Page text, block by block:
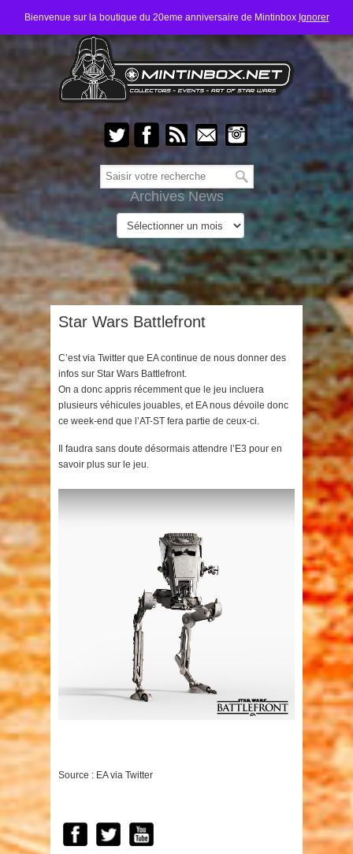
Bienvenue sur la boutique du 20eme anniversaire de Mintinbox Ignorer
Archives News
Star Wars Battlefront
C’est via Twitter que EA continue de nous donner des
infos sur Star Wars Battlefront.
On a donc appris récemment que le jeu incluera
plusieurs véhicules jouables, et EA nous dévoile donc
ce week-end que l’AT-ST fera partie de ceux-ci.
Il faudra sans doute désormais attendre l’E3 pour en
savoir plus sur le jeu.
Source : EA via Twitter